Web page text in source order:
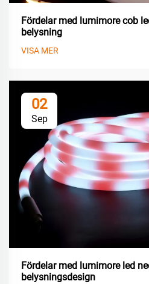
Fördelar med lumimore cob
belysning
VISA MER
02
Sep
Fördelar med lumimore led
belysningsdesign